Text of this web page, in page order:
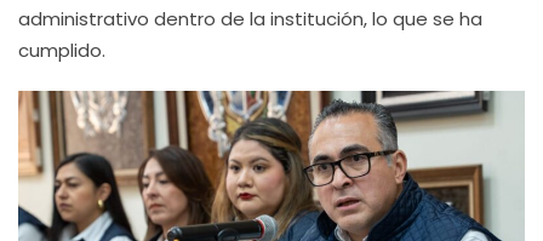
administrativo dentro de la institución, lo que se ha
cumplido.